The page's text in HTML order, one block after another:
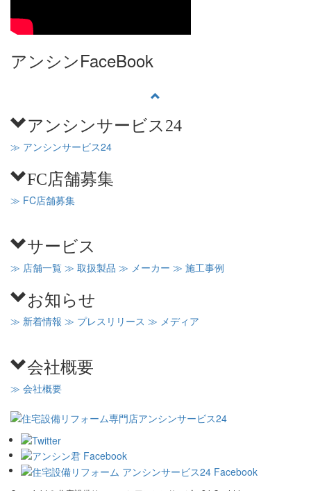
アンシンFaceBook
アンシンサービス24
≫ アンシンサービス24
FC店舗募集
≫ FC店舗募集
サービス
≫ 店舗一覧 ≫ 取扱製品 ≫ メーカー ≫ 施工事例
お知らせ
≫ 新着情報 ≫ プレスリリース ≫ メディア
会社概要
≫ 会社概要